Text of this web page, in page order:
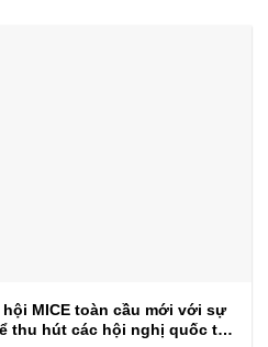
MICE toàn cầu mới với sự
thu hút các hội nghị quốc tế